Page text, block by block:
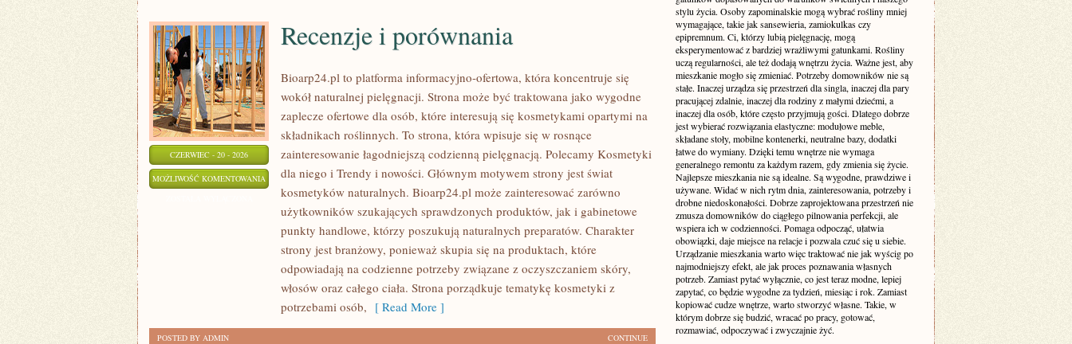
CZERWIEC - 20 - 2026
MOŻLIWOŚĆ KOMENTOWANIA RECENZJE
PORÓWNANIA
Recenzje i porównania
Bioarp24.pl to platforma informacyjno-ofertowa, która koncentruje się
wokół naturalnej pielęgnacji. Strona może być traktowana jako wygodne
zaplecze ofertowe dla osób, które interesują się kosmetykami opartymi na
składnikach roślinnych. To strona, która wpisuje się w rosnące
zainteresowanie łagodniejszą codzienną pielęgnacją. Polecamy Kosmetyki
dla niego i Trendy i nowości. Głównym motywem strony jest świat
kosmetyków naturalnych. Bioarp24.pl może zainteresować zarówno
użytkowników szukających sprawdzonych produktów, jak i gabinetowe
punkty handlowe, którzy poszukują naturalnych preparatów. Charakter
strony jest branżowy, ponieważ skupia się na produktach, które
odpowiadają na codzienne potrzeby związane z oczyszczaniem skóry,
włosów oraz całego ciała. Strona porządkuje tematykę kosmetyki z
potrzebami osób, [ Read More ]
CONTINUE
POSTED BY ADMIN
stylu życia. Osoby zapominalskie mogą wybrać rośliny mniej
wymagające, takie jak sansewieria, zamiokulkas czy
epipremnum. Ci, którzy lubią pielęgnację, mogą
eksperymentować z bardziej wrażliwymi gatunkami. Rośliny
uczą regularności, ale też dodają wnętrzu życia. Ważne jest, aby
mieszkanie mogło się zmieniać. Potrzeby domowników nie są
stałe. Inaczej urządza się przestrzeń dla singla, inaczej dla pary
pracującej zdalnie, inaczej dla rodziny z małymi dziećmi, a
inaczej dla osób, które często przyjmują gości. Dlatego dobrze
jest wybierać rozwiązania elastyczne: modułowe meble,
składane stoły, mobilne kontenerki, neutralne bazy, dodatki
łatwe do wymiany. Dzięki temu wnętrze nie wymaga
generalnego remontu za każdym razem, gdy zmienia się życie.
Najlepsze mieszkania nie są idealne. Są wygodne, prawdziwe i
używane. Widać w nich rytm dnia, zainteresowania, potrzeby i
drobne niedoskonałości. Dobrze zaprojektowana przestrzeń nie
zmusza domowników do ciągłego pilnowania perfekcji, ale
wspiera ich w codzienności. Pomaga odpocząć, ułatwia
obowiązki, daje miejsce na relacje i pozwala czuć się u siebie.
Urządzanie mieszkania warto więc traktować nie jak wyścig po
najmodniejszy efekt, ale jak proces poznawania własnych
potrzeb. Zamiast pytać wyłącznie, co jest teraz modne, lepiej
zapytać, co będzie wygodne za tydzień, miesiąc i rok. Zamiast
kopiować cudze wnętrze, warto stworzyć własne. Takie, w
którym dobrze się budzić, wracać po pracy, gotować,
rozmawiać, odpoczywać i zwyczajnie żyć.